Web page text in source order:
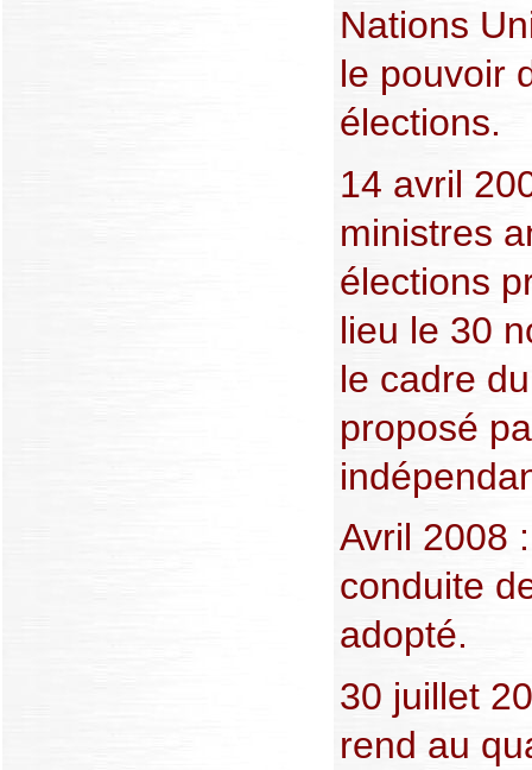
Nations
le pouvoir
élections.
14 avril
ministres
élections
lieu le 30
le cadre
proposé
Avril 2008
conduite
adopté.
30 juillet
rend au